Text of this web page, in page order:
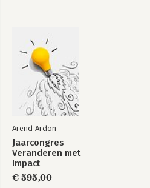
Bekijk alle boeken
Arend Ardon
Jaarcongres
Veranderen met
Impact
€ 595,00